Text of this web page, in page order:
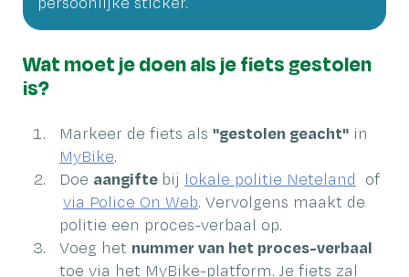
Wat moet je doen als je fiets gestolen
is?
Markeer de fiets als "gestolen geacht" in
MyBike.
Doe aangifte bij lokale politie Neteland of
via Police On Web. Vervolgens maakt de
politie een proces-verbaal op.
Voeg het nummer van het proces-verbaal
toe via het MyBike-platform. Je fiets zal